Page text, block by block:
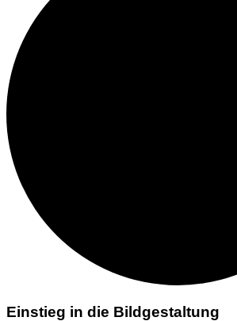
Einstieg in die Bildgestaltung